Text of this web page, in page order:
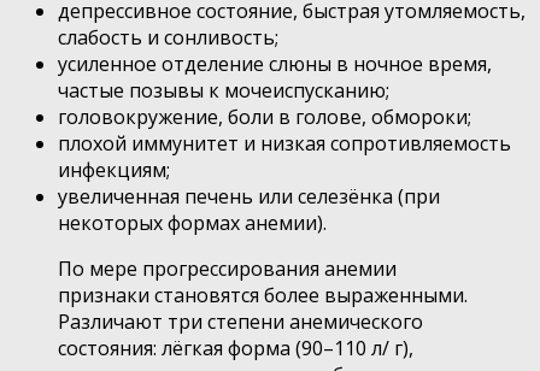
депрессивное состояние, быстрая утомляемость,
слабость и сонливость;
усиленное отделение слюны в ночное время,
частые позывы к мочеиспусканию;
головокружение, боли в голове, обмороки;
плохой иммунитет и низкая сопротивляемость
инфекциям;
увеличенная печень или селезёнка (при
некоторых формах анемии).
По мере прогрессирования анемии
признаки становятся более выраженными.
Различают три степени анемического
состояния: лёгкая форма (90–110 л/ г),